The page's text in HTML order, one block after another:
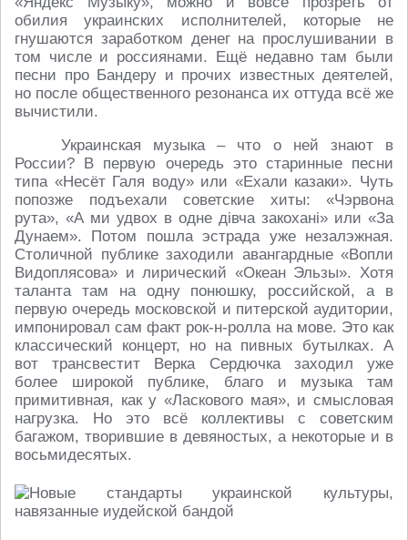
обилия украинских исполнителей, которые не
гнушаются заработком денег на прослушивании в
том числе и россиянами. Ещё недавно там были
песни про Бандеру и прочих известных деятелей,
но после общественного резонанса их оттуда всё же
вычистили.
Украинская музыка – что о ней знают в
России? В первую очередь это старинные песни
типа «Несёт Галя воду» или «Ехали казаки». Чуть
попозже подъехали советские хиты: «Чэрвона
рута», «А ми удвох в одне дівча закохані» или «За
Дунаем». Потом пошла эстрада уже незалэжная.
Столичной публике заходили авангардные «Вопли
Видоплясова» и лирический «Океан Эльзы». Хотя
таланта там на одну понюшку, российской, а в
первую очередь московской и питерской аудитории,
импонировал сам факт рок-н-ролла на мове. Это как
классический концерт, но на пивных бутылках. А
вот трансвестит Верка Сердючка заходил уже
более широкой публике, благо и музыка там
примитивная, как у «Ласкового мая», и смысловая
нагрузка. Но это всё коллективы с советским
багажом, творившие в девяностых, а некоторые и в
восьмидесятых.